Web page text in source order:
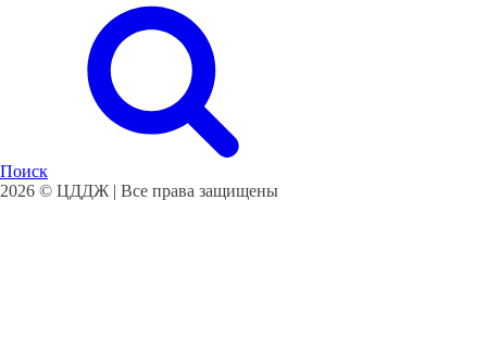
Поиск
2026 © ЦДДЖ | Все права защищены